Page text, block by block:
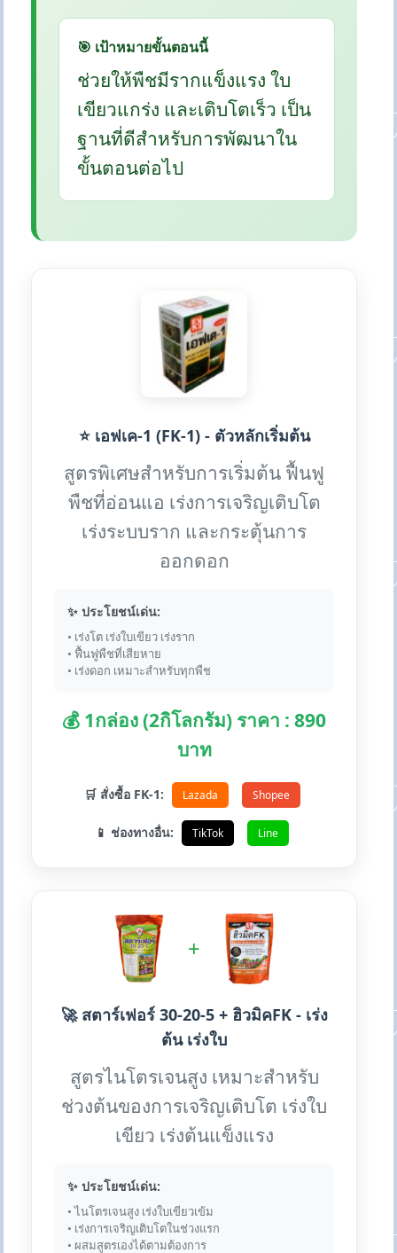
🎯 เป้าหมายขั้นตอนนี้
ช่วยให้พืชมีรากแข็งแรง ใบ
เขียวแกร่ง และเติบโตเร็ว เป็น
ฐานที่ดีสำหรับการพัฒนาใน
ขั้นตอนต่อไป
⭐ เอฟเค-1 (FK-1) - ตัวหลักเริ่มต้น
สูตรพิเศษสำหรับการเริ่มต้น ฟื้นฟู
พืชที่อ่อนแอ เร่งการเจริญเติบโต
เร่งระบบราก และกระตุ้นการ
ออกดอก
✨ ประโยชน์เด่น:
• เร่งโต เร่งใบเขียว เร่งราก
• ฟื้นฟูพืชที่เสียหาย
• เร่งดอก เหมาะสำหรับทุกพืช
💰 1กล่อง (2กิโลกรัม) ราคา : 890
บาท
🛒 สั่งซื้อ FK-1: Lazada Shopee
📱 ช่องทางอื่น: TikTok Line
+
🚀 สตาร์เฟอร์ 30-20-5 + ฮิวมิคFK - เร่ง
ต้น เร่งใบ
สูตรไนโตรเจนสูง เหมาะสำหรับ
ช่วงต้นของการเจริญเติบโต เร่งใบ
เขียว เร่งต้นแข็งแรง
✨ ประโยชน์เด่น:
• ไนโตรเจนสูง เร่งใบเขียวเข้ม
• เร่งการเจริญเติบโตในช่วงแรก
• ผสมสูตรเองได้ตามต้องการ